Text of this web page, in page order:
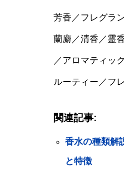
芳香／フレグラ
蘭麝／清香／霊
／アロマティッ
ルーティー／フ
関連記事:
香水の種類解
と特徴